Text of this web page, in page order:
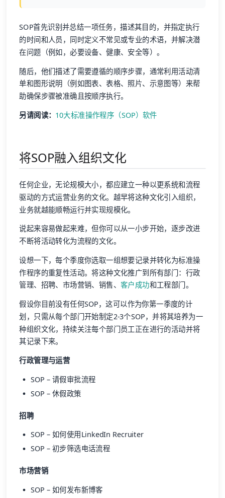
SOP首先识别并总结一项任务，描述其目的，并指定执行
的时间和人员，同时定义不常见或专业的术语，并解决潜
在问题（例如，必要设备、健康、安全等）。
随后，他们描述了需要遵循的顺序步骤，通常利用活动清
单和图形说明（例如图表、表格、照片、示意图等）来帮
助确保步骤被准确且按顺序执行。
另请阅读： 10大标准操作程序（SOP）软件
将SOP融入组织文化
任何企业，无论规模大小，都应建立一种以更系统和流程
驱动的方式运营业务的文化。越早将这种文化引入组织，
业务就越能顺畅运行并实现规模化。
说起来容易做起来难，但你可以从一小步开始，逐步改进
不断将活动转化为流程的文化。
设想一下，每个季度你选取一组想要记录并转化为标准操
作程序的重复性活动。将这种文化推广到所有部门：行政
管理、招聘、市场营销、销售、客户成功和工程部门。
假设你目前没有任何SOP，这可以作为你第一季度的计
划，只需从每个部门开始制定2-3个SOP，并将其培养为一
种组织文化，持续关注每个部门员工正在进行的活动并将
其记录下来。
行政管理与运营
SOP – 请假审批流程
SOP – 休假政策
招聘
SOP – 如何使用LinkedIn Recruiter
SOP – 初步筛选电话流程
市场营销
SOP – 如何发布新博客